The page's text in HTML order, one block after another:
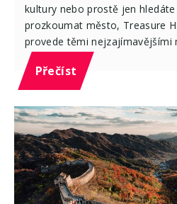
kultury nebo prostě jen
prozkoumat město, Treasure
provede těmi nejzajímavějšími
Přečíst